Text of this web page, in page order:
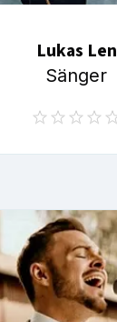
Lukas Len
Sänger